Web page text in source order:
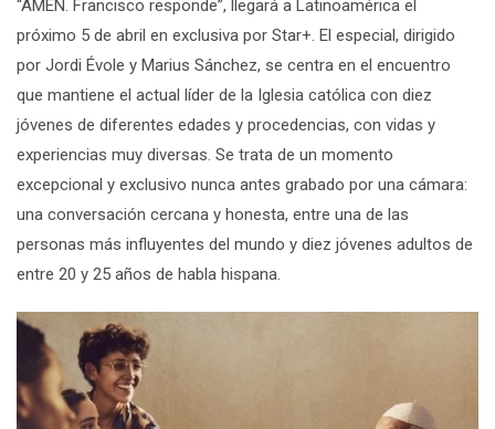
“AMÉN. Francisco responde”, llegará a Latinoamérica el
próximo 5 de abril en exclusiva por Star+. El especial, dirigido
por Jordi Évole y Marius Sánchez, se centra en el encuentro
que mantiene el actual líder de la Iglesia católica con diez
jóvenes de diferentes edades y procedencias, con vidas y
experiencias muy diversas. Se trata de un momento
excepcional y exclusivo nunca antes grabado por una cámara:
una conversación cercana y honesta, entre una de las
personas más influyentes del mundo y diez jóvenes adultos de
entre 20 y 25 años de habla hispana.